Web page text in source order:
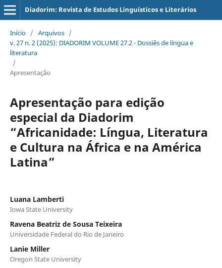
Diadorim: Revista de Estudos Linguísticos e Literários
Início / Arquivos /
v. 27 n. 2 (2025): DIADORIM VOLUME 27.2 - Dossiês de língua e
literatura
/
Apresentação
Apresentação para edição
especial da Diadorim
“Africanidade: Língua, Literatura
e Cultura na África e na América
Latina”
Luana Lamberti
Iowa State University
Ravena Beatriz de Sousa Teixeira
Universidade Federal do Rio de Janeiro
Lanie Miller
Oregon State University